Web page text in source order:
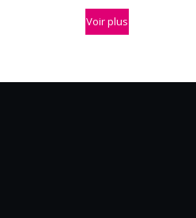
Voir plus